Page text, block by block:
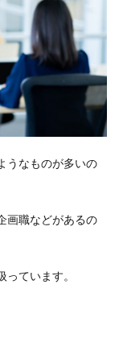
うなものが多いの
画職などがあるの
ています。